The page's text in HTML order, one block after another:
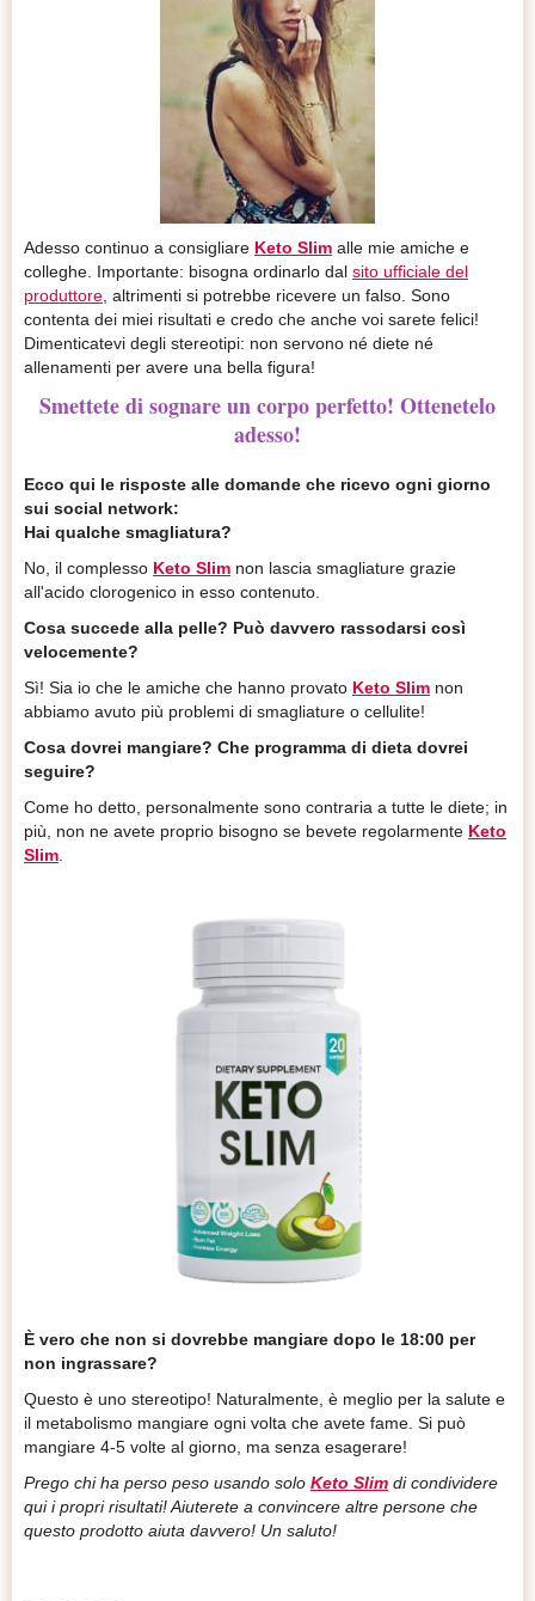
Adesso continuo a consigliare Keto Slim alle mie amiche e
colleghe. Importante: bisogna ordinarlo dal sito ufficiale del
produttore, altrimenti si potrebbe ricevere un falso. Sono
contenta dei miei risultati e credo che anche voi sarete felici!
Dimenticatevi degli stereotipi: non servono né diete né
allenamenti per avere una bella figura!
Smettete di sognare un corpo perfetto! Ottenetelo
adesso!
Ecco qui le risposte alle domande che ricevo ogni giorno
sui social network:
Hai qualche smagliatura?
No, il complesso Keto Slim non lascia smagliature grazie
all'acido clorogenico in esso contenuto.
Cosa succede alla pelle? Può davvero rassodarsi così
velocemente?
Sì! Sia io che le amiche che hanno provato Keto Slim non
abbiamo avuto più problemi di smagliature o cellulite!
Cosa dovrei mangiare? Che programma di dieta dovrei
seguire?
Come ho detto, personalmente sono contraria a tutte le diete; in
più, non ne avete proprio bisogno se bevete regolarmente Keto
Slim.
È vero che non si dovrebbe mangiare dopo le 18:00 per
non ingrassare?
Questo è uno stereotipo! Naturalmente, è meglio per la salute e
il metabolismo mangiare ogni volta che avete fame. Si può
mangiare 4-5 volte al giorno, ma senza esagerare!
Prego chi ha perso peso usando solo Keto Slim di condividere
qui i propri risultati! Aiuterete a convincere altre persone che
questo prodotto aiuta davvero! Un saluto!